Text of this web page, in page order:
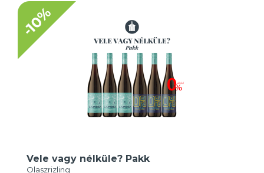
-10%
Vele vagy nélküle? Pakk
Olaszrizling